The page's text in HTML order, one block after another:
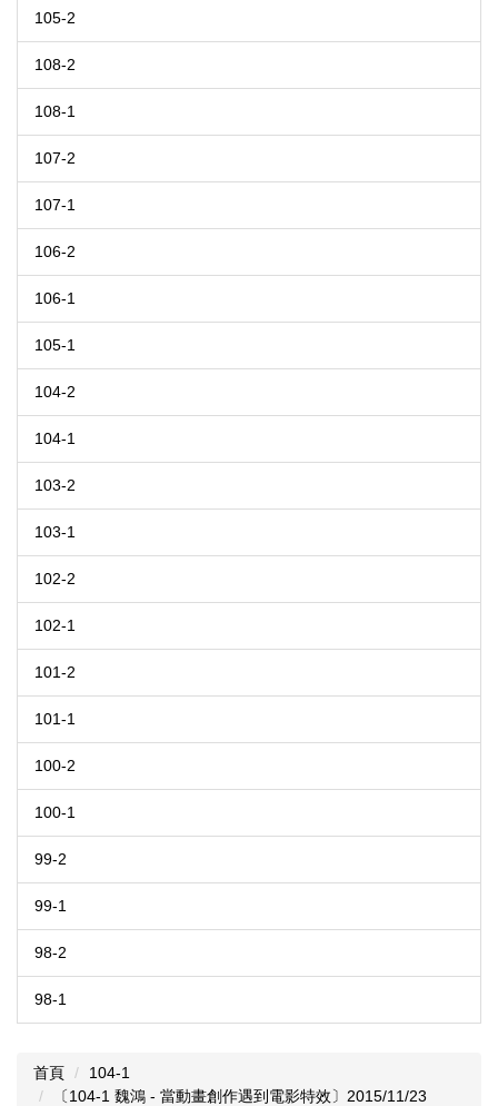
105-2
108-2
108-1
107-2
107-1
106-2
106-1
105-1
104-2
104-1
103-2
103-1
102-2
102-1
101-2
101-1
100-2
100-1
99-2
99-1
98-2
98-1
首頁
104-1
〔104-1 魏鴻 - 當動畫創作遇到電影特效〕2015/11/23